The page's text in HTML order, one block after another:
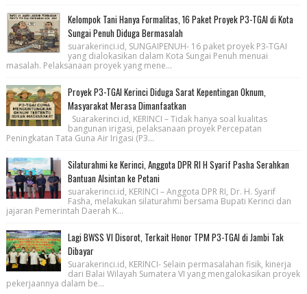
Kelompok Tani Hanya Formalitas, 16 Paket Proyek P3-TGAI di Kota
Sungai Penuh Diduga Bermasalah
suarakerinci.id, SUNGAIPENUH- 16 paket proyek P3-TGAI
yang dialokasikan dalam Kota Sungai Penuh menuai
masalah. Pelaksanaan proyek yang mene...
Proyek P3-TGAI Kerinci Diduga Sarat Kepentingan Oknum,
Masyarakat Merasa Dimanfaatkan
Suarakerinci.id, KERINCI – Tidak hanya soal kualitas
bangunan irigasi, pelaksanaan proyek Percepatan
Peningkatan Tata Guna Air Irigasi (P3...
Silaturahmi ke Kerinci, Anggota DPR RI H Syarif Pasha Serahkan
Bantuan Alsintan ke Petani
suarakerinci.id, KERINCI – Anggota DPR RI, Dr. H. Syarif
Fasha, melakukan silaturahmi bersama Bupati Kerinci dan
jajaran Pemerintah Daerah K...
Lagi BWSS VI Disorot, Terkait Honor TPM P3-TGAI di Jambi Tak
Dibayar
Suarakerinci.id, KERINCI- Selain permasalahan fisik, kinerja
dari Balai Wilayah Sumatera VI yang mengalokasikan proyek
pekerjaannya dalam be...